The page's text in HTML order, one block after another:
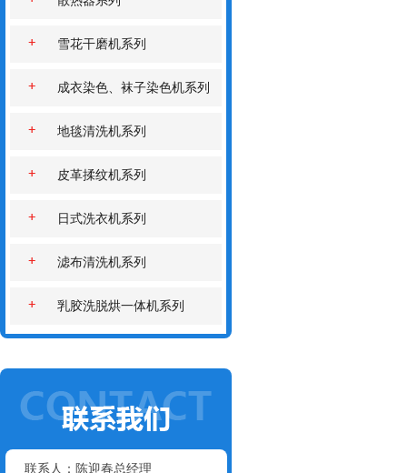
雪花干磨机系列
成衣染色、袜子染色机系列
地毯清洗机系列
皮革揉纹机系列
日式洗衣机系列
滤布清洗机系列
乳胶洗脱烘一体机系列
联系人：陈迎春总经理